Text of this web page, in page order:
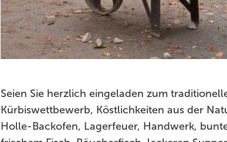
Seien Sie herzlich eingeladen zum
Kürbiswettbewerb, Köstlichkeiten aus der
Holle-Backofen, Lagerfeuer, Handwerk,